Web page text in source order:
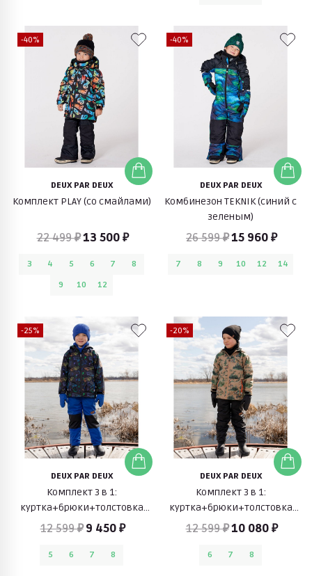
-40%
DEUX PAR DEUX
Комплект PLAY (со смайлами)
22 499 ₽13 500 ₽
3 4 5 6 7
8
9
10 12
-40%
DEUX PAR DEUX
Комбинезон TEKNIK (синий с
зеленым)
26 599 ₽15 960 ₽
7 8 9 10 12 14
-25%
DEUX PAR DEUX
Комплект 3 в 1:
куртка+брюки+толстовка
флисовая (черный с синим)
12 599 ₽ 9 450 ₽
5 6 7 8
-20%
DEUX PAR DEUX
Комплект 3 в 1:
куртка+брюки+толстовка
флисовая (бежевый с
12 599 ₽10 080 ₽
6 7 8